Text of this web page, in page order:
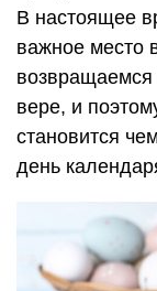
В настоящее
важное место
вере, и
становится
день